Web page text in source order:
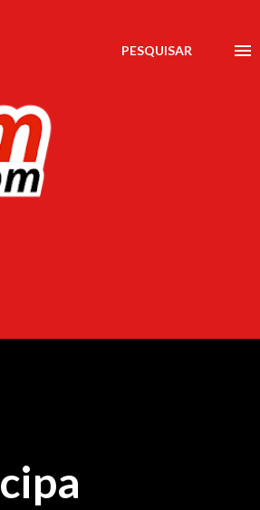
PESQUISAR